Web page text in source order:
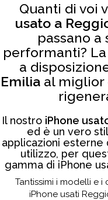
Quanti di voi
usato a
passano
performanti?
a
Emiliaal miglior
Il nostro iPhone
ed è un vero
applicazioni
utilizzo, per
gamma di iPhone
Tantissimi i modelli e
iPhone usati